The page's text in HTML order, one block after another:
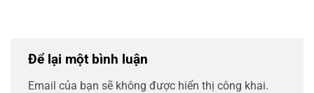
Để lại một bình luận
Email của bạn sẽ không được hiển thị công khai.